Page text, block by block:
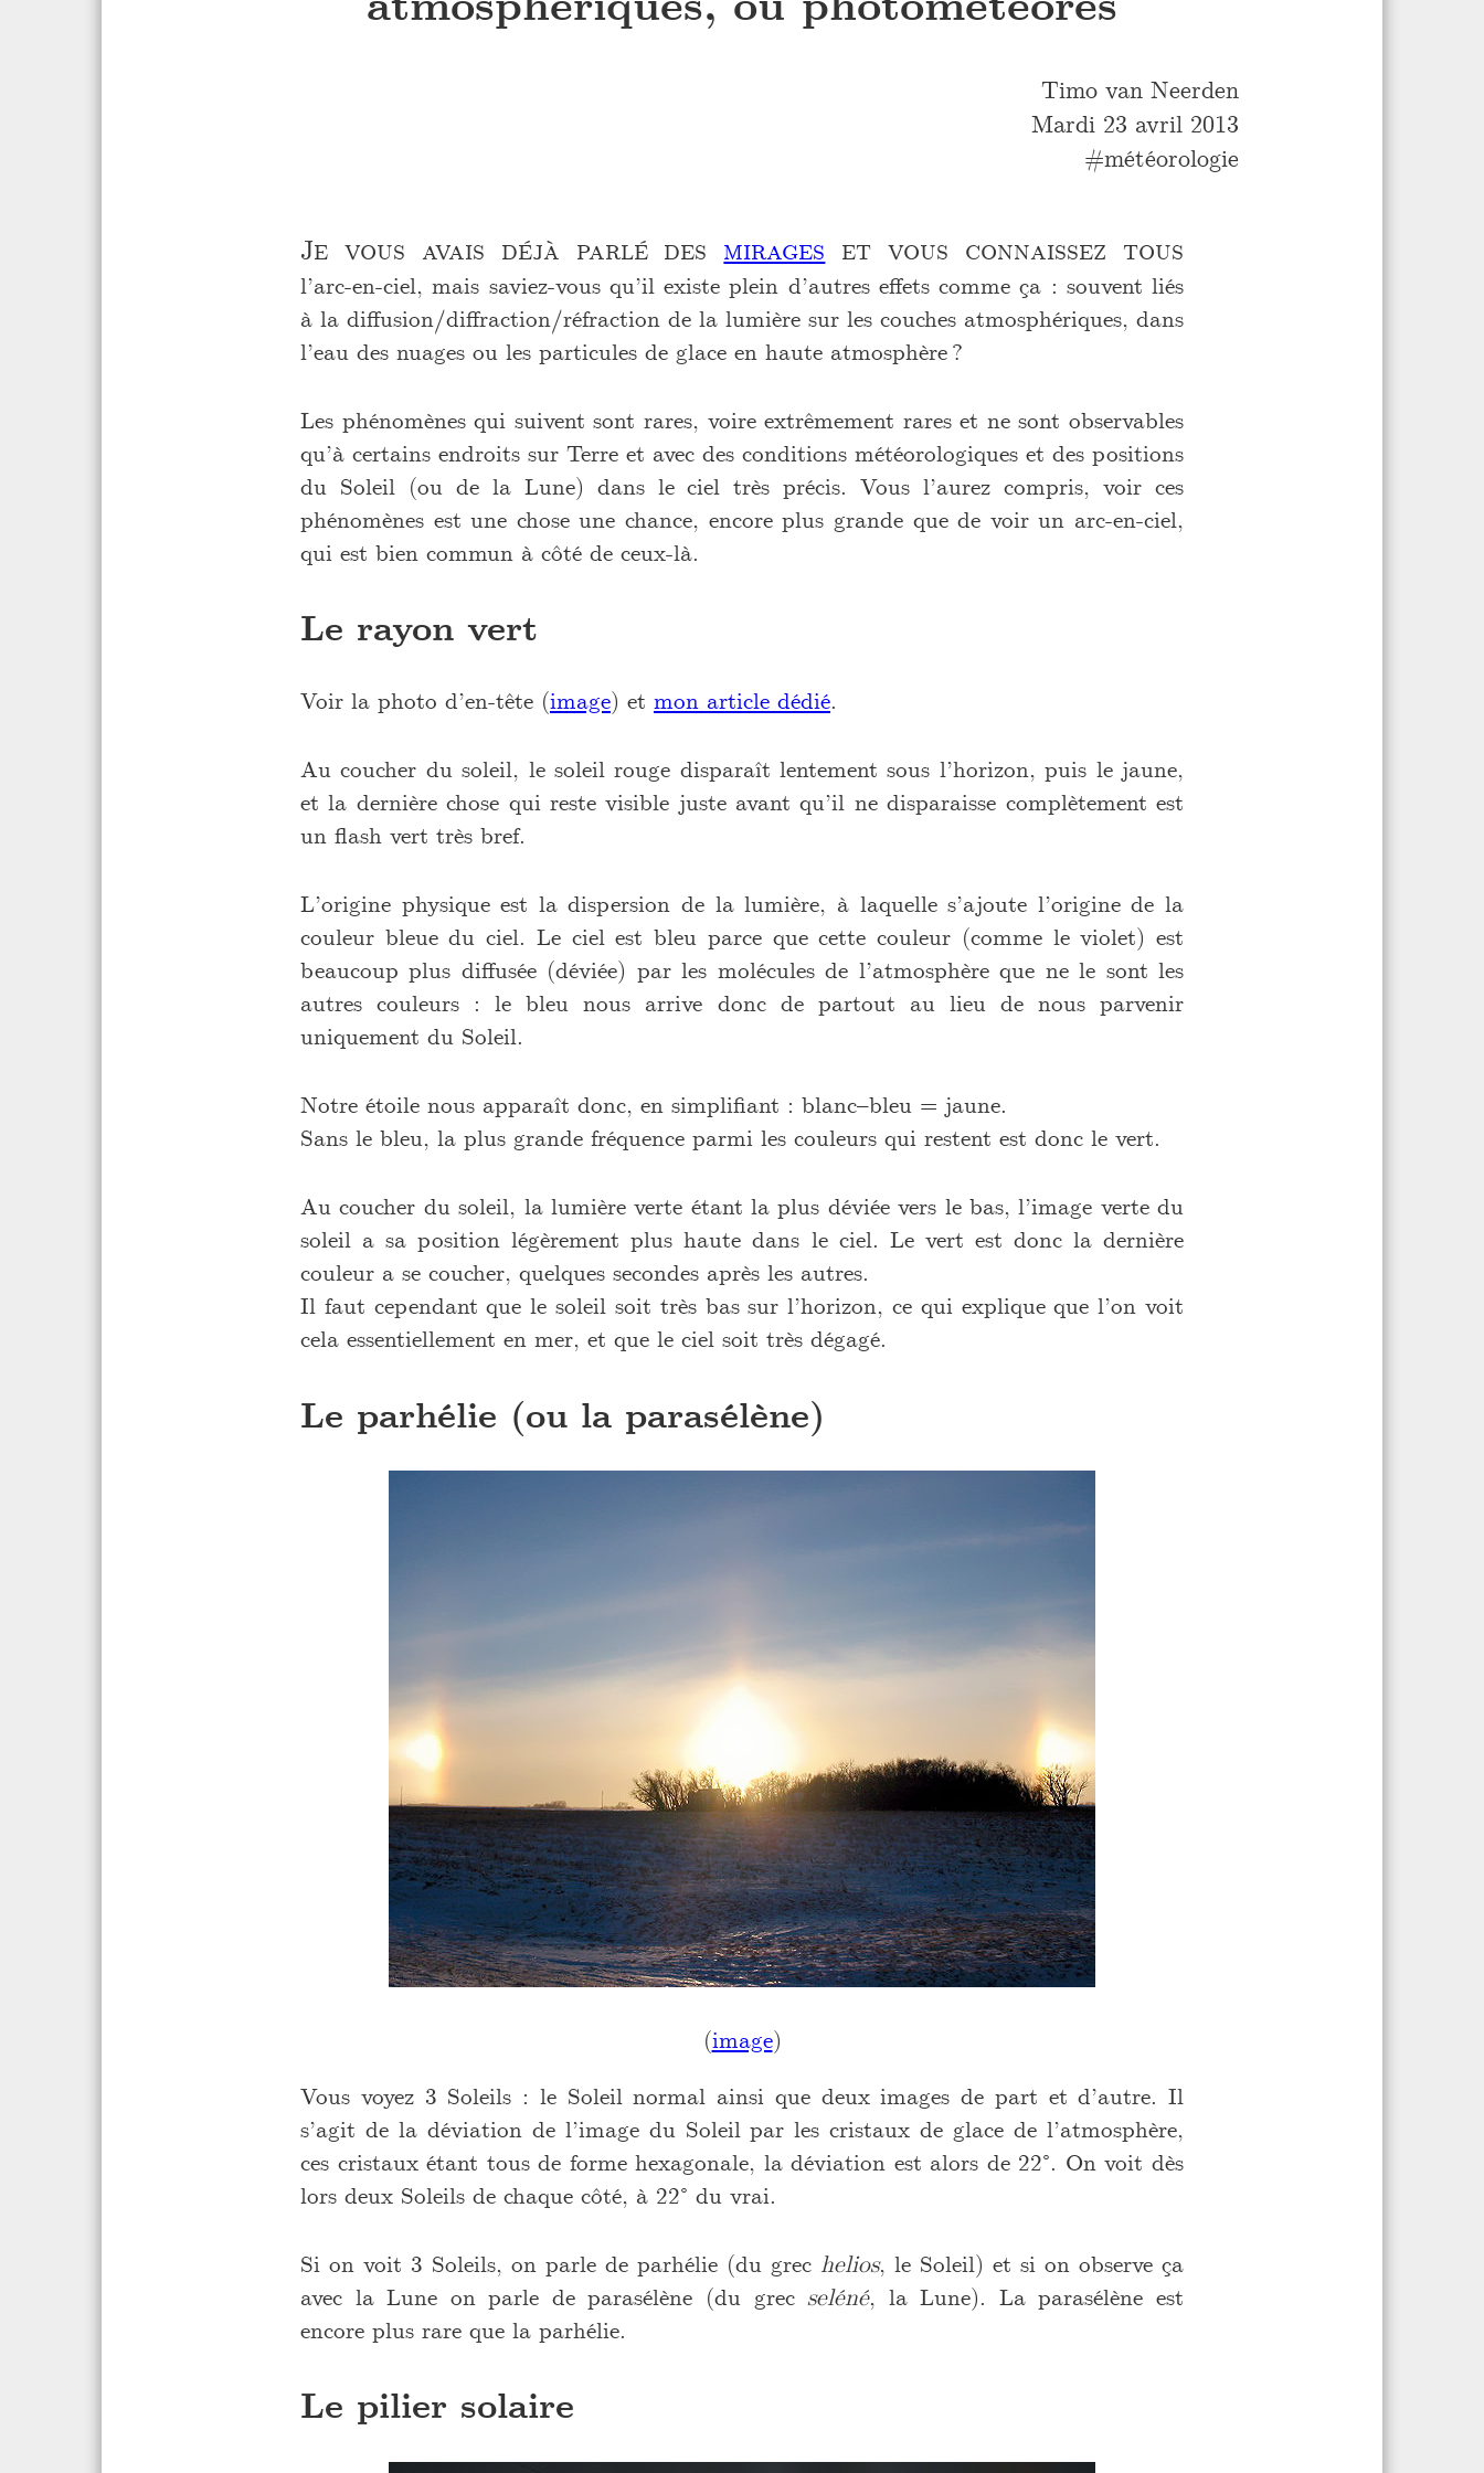
Timo van Neerden
Mardi 23 avril 2013
météorologie
Je vous avais déjà parlé des mirages et vous connaissez tous
l’arc-en-ciel, mais saviez-vous qu’il existe plein d’autres effets comme ça : souvent liés
à la diffusion/diffraction/réfraction de la lumière sur les couches atmosphériques, dans
l’eau des nuages ou les particules de glace en haute atmosphère ?
Les phénomènes qui suivent sont rares, voire extrêmement rares et ne sont observables
qu’à certains endroits sur Terre et avec des conditions météorologiques et des positions
du Soleil (ou de la Lune) dans le ciel très précis. Vous l’aurez compris, voir ces
phénomènes est une chose une chance, encore plus grande que de voir un arc-en-ciel,
qui est bien commun à côté de ceux-là.
Le rayon vert
Voir la photo d’en-tête (image) et mon article dédié.
Au coucher du soleil, le soleil rouge disparaît lentement sous l’horizon, puis le jaune,
et la dernière chose qui reste visible juste avant qu’il ne disparaisse complètement est
un flash vert très bref.
L’origine physique est la dispersion de la lumière, à laquelle s’ajoute l’origine de la
couleur bleue du ciel. Le ciel est bleu parce que cette couleur (comme le violet) est
beaucoup plus diffusée (déviée) par les molécules de l’atmosphère que ne le sont les
autres couleurs : le bleu nous arrive donc de partout au lieu de nous parvenir
uniquement du Soleil.
Notre étoile nous apparaît donc, en simplifiant : blanc–bleu = jaune.
Sans le bleu, la plus grande fréquence parmi les couleurs qui restent est donc le vert.
Au coucher du soleil, la lumière verte étant la plus déviée vers le bas, l’image verte du
soleil a sa position légèrement plus haute dans le ciel. Le vert est donc la dernière
couleur a se coucher, quelques secondes après les autres.
Il faut cependant que le soleil soit très bas sur l’horizon, ce qui explique que l’on voit
cela essentiellement en mer, et que le ciel soit très dégagé.
Le parhélie (ou la parasélène)
(image)
Vous voyez 3 Soleils : le Soleil normal ainsi que deux images de part et d’autre. Il
s’agit de la déviation de l’image du Soleil par les cristaux de glace de l’atmosphère,
ces cristaux étant tous de forme hexagonale, la déviation est alors de 22°. On voit dès
lors deux Soleils de chaque côté, à 22° du vrai.
Si on voit 3 Soleils, on parle de parhélie (du grec helios, le Soleil) et si on observe ça
avec la Lune on parle de parasélène (du grecseléné, la Lune). La parasélène est
encore plus rare que la parhélie.
Le pilier solaire